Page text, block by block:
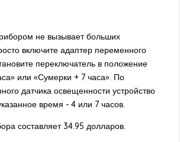
не вызывает больших
включите адаптер переменного
переключатель в положение
или «Сумерки + 7 часа». По
датчика освещенности устройство
время - 4 или 7 часов.
составляет 34.95 долларов.